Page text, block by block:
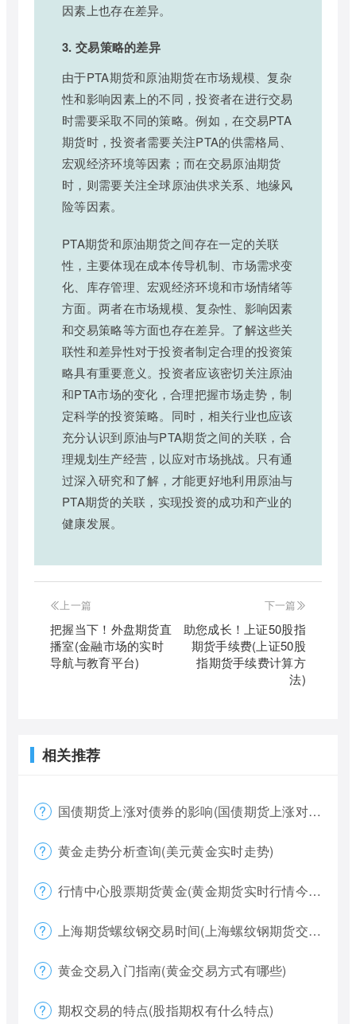
因素上也存在差异。
3. 交易策略的差异
由于PTA期货和原油期货在市场规模、复杂
性和影响因素上的不同，投资者在进行交易
时需要采取不同的策略。例如，在交易PTA
期货时，投资者需要关注PTA的供需格局、
宏观经济环境等因素；而在交易原油期货
时，则需要关注全球原油供求关系、地缘风
险等因素。
PTA期货和原油期货之间存在一定的关联
性，主要体现在成本传导机制、市场需求变
化、库存管理、宏观经济环境和市场情绪等
方面。两者在市场规模、复杂性、影响因素
和交易策略等方面也存在差异。了解这些关
联性和差异性对于投资者制定合理的投资策
略具有重要意义。投资者应该密切关注原油
和PTA市场的变化，合理把握市场走势，制
定科学的投资策略。同时，相关行业也应该
充分认识到原油与PTA期货之间的关联，合
理规划生产经营，以应对市场挑战。只有通
过深入研究和了解，才能更好地利用原油与
PTA期货的关联，实现投资的成功和产业的
健康发展。
上一篇
把握当下！外盘期货直
播室(金融市场的实时
导航与教育平台)
下一篇
助您成长！上证50股指
期货手续费(上证50股
指期货手续费计算方
法)
相关推荐
国债期货上涨对债券的影响(国债期货上涨对债券的影响大吗)
黄金走势分析查询(美元黄金实时走势)
行情中心股票期货黄金(黄金期货实时行情今天)
上海期货螺纹钢交易时间(上海螺纹钢期货交割)
黄金交易入门指南(黄金交易方式有哪些)
期权交易的特点(股指期权有什么特点)